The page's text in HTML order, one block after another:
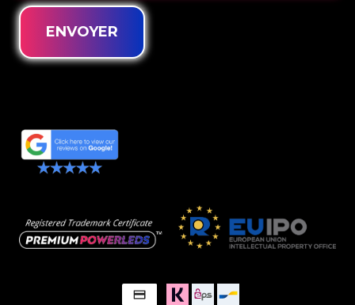
ENVOYER